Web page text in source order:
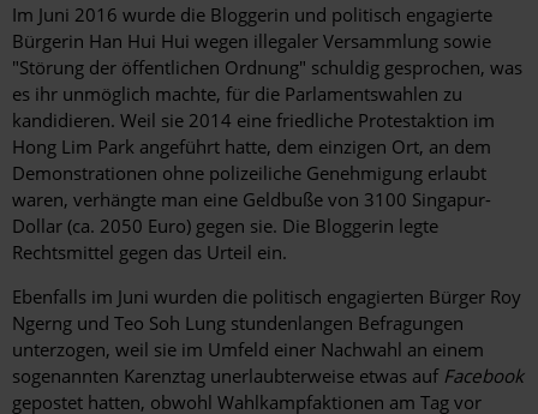
Im Juni 2016 wurde die Bloggerin und politisch engagierte
Bürgerin Han Hui Hui wegen illegaler Versammlung sowie
"Störung der öffentlichen Ordnung" schuldig gesprochen, was
es ihr unmöglich machte, für die Parlamentswahlen zu
kandidieren. Weil sie 2014 eine friedliche Protestaktion im
Hong Lim Park angeführt hatte, dem einzigen Ort, an dem
Demonstrationen ohne polizeiliche Genehmigung erlaubt
waren, verhängte man eine Geldbuße von 3100 Singapur-
Dollar (ca. 2050 Euro) gegen sie. Die Bloggerin legte
Rechtsmittel gegen das Urteil ein.
Ebenfalls im Juni wurden die politisch engagierten Bürger Roy
Ngerng und Teo Soh Lung stundenlangen Befragungen
unterzogen, weil sie im Umfeld einer Nachwahl an einem
sogenannten Karenztag unerlaubterweise etwas auf Facebook
gepostet hatten, obwohl Wahlkampfaktionen am Tag vor